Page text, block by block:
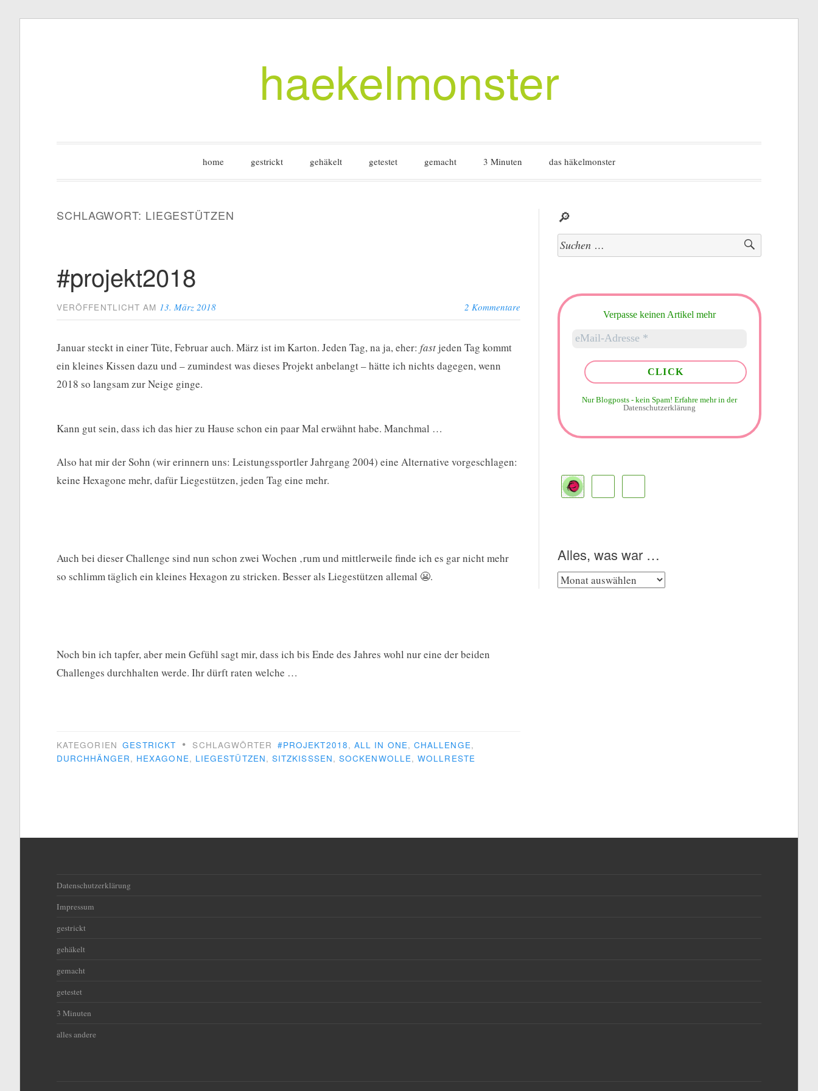
haekelmonster
home gestrickt gehäkelt getestet gemacht 3 Minuten das häkelmonster
SCHLAGWORT: LIEGESTÜTZEN
#projekt2018
VERÖFFENTLICHT AM 13. März 2018 2 Kommentare
Januar steckt in einer Tüte, Februar auch. März ist im Karton. Jeden Tag, na ja, eher: fast jeden Tag kommt
ein kleines Kissen dazu und – zumindest was dieses Projekt anbelangt – hätte ich nichts dagegen, wenn
2018 so langsam zur Neige ginge.
Kann gut sein, dass ich das hier zu Hause schon ein paar Mal erwähnt habe. Manchmal …
Also hat mir der Sohn (wir erinnern uns: Leistungssportler Jahrgang 2004) eine Alternative vorgeschlagen:
keine Hexagone mehr, dafür Liegestützen, jeden Tag eine mehr.
Auch bei dieser Challenge sind nun schon zwei Wochen ‚rum und mittlerweile finde ich es gar nicht mehr
so schlimm täglich ein kleines Hexagon zu stricken. Besser als Liegestützen allemal 😬.
Noch bin ich tapfer, aber mein Gefühl sagt mir, dass ich bis Ende des Jahres wohl nur eine der beiden
Challenges durchhalten werde. Ihr dürft raten welche …
KATEGORIEN GESTRICKT • SCHLAGWÖRTER #PROJEKT2018,ALL IN ONE, CHALLENGE,
DURCHHÄNGER, HEXAGONE, LIEGESTÜTZEN,SITZKISSSEN,SOCKENWOLLE,WOLLRESTE
🔎
Suchen
nach:
Verpasse keinen Artikel mehr
Nur Blogposts - kein Spam! Erfahre mehr in der
Datenschutzerklärung
Alles, was war …
Alles,
Datenschutzerklärung
Impressum
gestrickt
gehäkelt
gemacht
getestet
3 Minuten
alles andere